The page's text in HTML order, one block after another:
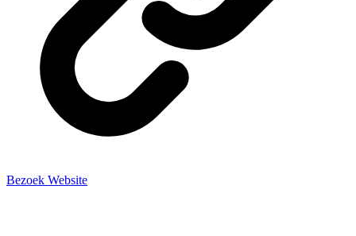
Bezoek Website